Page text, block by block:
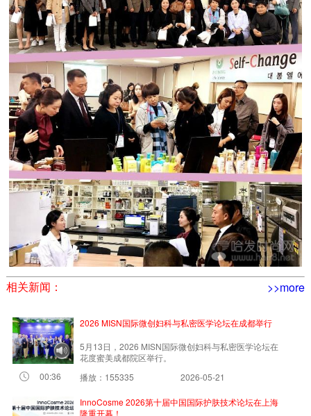
相关新闻： >>more
00:36
2026 MISN国际微创妇科与私密医学论坛在成都举行
5月13日，2026 MISN国际微创妇科与私密医学论坛在
花度蜜美成都院区举行。
播放：155335
2026-05-21
InnoCosme 2026第十届中国国际护肤技术论坛在上海
隆重开幕！